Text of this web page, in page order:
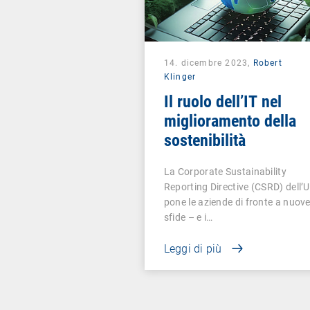
14. dicembre 2023, Robert
Klinger
Il ruolo dell’IT nel
miglioramento della
sostenibilità
La Corporate Sustainability
Reporting Directive (CSRD)
pone le aziende di fronte a nuove
sfide – e i…
Leggi di più